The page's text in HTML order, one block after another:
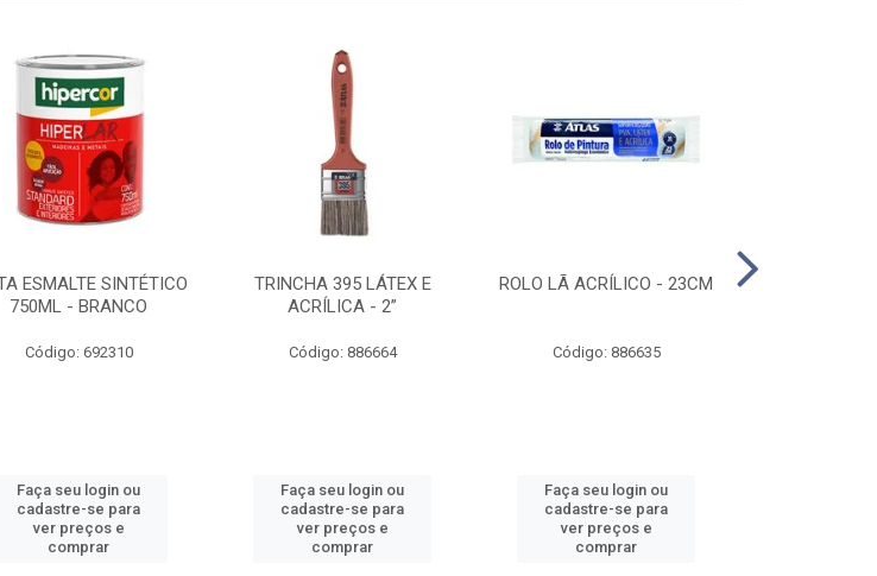
ESMALTE SINTÉTICO
750ML - BRANCO
Código: 692310
Faça seu login ou
cadastre-se para
ver preços e
comprar
TRINCHA 395 LÁTEX E
ACRÍLICA - 2”
Código: 886664
Faça seu login ou
cadastre-se para
ver preços e
comprar
ROLO LÃ ACRÍLICO - 23CM
Código: 886635
Faça seu login ou
cadastre-se para
ver preços e
comprar